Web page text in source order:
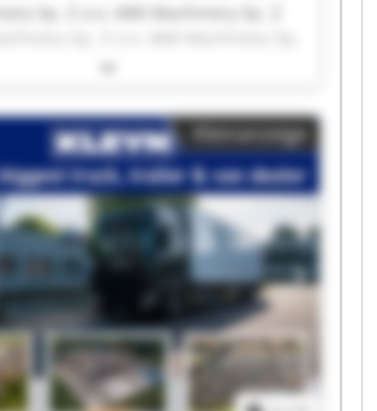
Sp. Z o.o. MM Machinery Sp. Z
Sp. Z o.o. MM Machinery
Z o.o. MM Machinery Sp. Z o.o.
Sp. Z o.o. MM Machinery Sp. Z
Sp. Z o.o. MM Machinery Sp.
Sp. Z o.o. MM Machinery
Machinery Sp. Z o.o. MM
Z o.o. MM Machinery Sp. Z o.o.
Sp. Z o.o. MM Machinery Sp. Z
Kleinanzeige